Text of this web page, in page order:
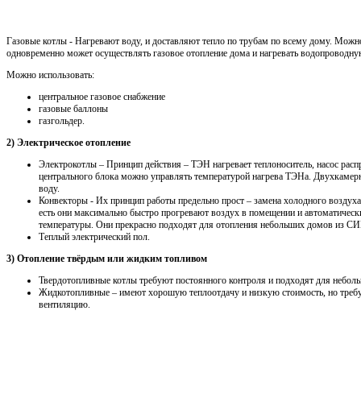
Газовые котлы - Нагревают воду, и доставляют тепло по трубам по всему дому.
одновременно может осуществлять газовое отопление дома и нагревать
Можно использовать:
центральное газовое снабжение
газовые баллоны
газгольдер.
2) Электрическое отопление
Электрокотлы – Принцип действия – ТЭН нагревает теплоноситель, насос
центрального блока можно управлять температурой нагрева ТЭНа.
воду.
Конвекторы - Их принцип работы предельно прост – замена холодного
есть они максимально быстро прогревают воздух в помещении и
температуры. Они прекрасно подходят для отопления небольших домов из
Теплый электрический пол.
3) Отопление твёрдым или жидким топливом
Твердотопливные котлы требуют постоянного контроля и подходят для
Жидкотопливные – имеют хорошую теплоотдачу и низкую стоимость, но
вентиляцию.